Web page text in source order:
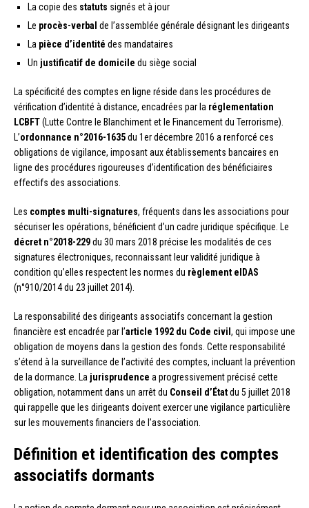
La copie des statuts signés et à jour
Le procès-verbal de l’assemblée générale désignant les dirigeants
La pièce d’identité des mandataires
Un justificatif de domicile du siège social
La spécificité des comptes en ligne réside dans les procédures de
vérification d’identité à distance, encadrées par la réglementation
LCBFT(Lutte Contre le Blanchiment et le Financement du Terrorisme).
L’ordonnance n°2016-1635du 1er décembre 2016 a renforcé ces
obligations de vigilance, imposant aux établissements bancaires en
ligne des procédures rigoureuses d’identification des bénéficiaires
effectifs des associations.
Les comptes multi-signatures, fréquents dans les associations pour
sécuriser les opérations, bénéficient d’un cadre juridique spécifique. Le
décret n°2018-229du 30 mars 2018 précise les modalités de ces
signatures électroniques, reconnaissant leur validité juridique à
condition qu’elles respectent les normes du règlement eIDAS
(n°910/2014 du 23 juillet 2014).
La responsabilité des dirigeants associatifs concernant la gestion
financière est encadrée par l’article 1992 du Code civil , qui impose une
obligation de moyens dans la gestion des fonds. Cette responsabilité
s’étend à la surveillance de l’activité des comptes, incluant la prévention
de la dormance. La jurisprudence a progressivement précisé cette
obligation, notamment dans un arrêt du Conseil d’Étatdu 5 juillet 2018
qui rappelle que les dirigeants doivent exercer une vigilance particulière
sur les mouvements financiers de l’association.
Définition et identification des comptes
associatifs dormants